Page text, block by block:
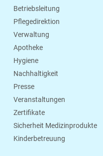
Betriebsleitung
Pflegedirektion
Verwaltung
Apotheke
Hygiene
Nachhaltigkeit
Presse
Veranstaltungen
Zertifikate
Sicherheit Medizinprodukte
Kinderbetreuung